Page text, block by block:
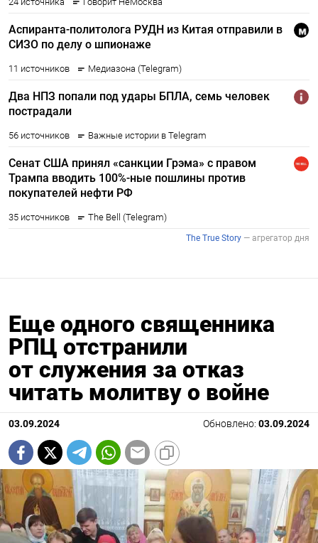
Еще одного священника
РПЦ отстранили
от служения за отказ
читать молитву о войне
03.09.2024 Обновлено: 03.09.2024